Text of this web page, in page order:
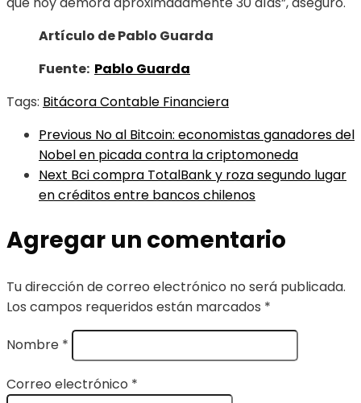
Artículo de Pablo Guarda
Fuente: Pablo Guarda
Tags: Bitácora Contable Financiera
Previous No al Bitcoin: economistas ganadores del
Nobel en picada contra la criptomoneda
Next Bci compra TotalBank y roza segundo lugar
en créditos entre bancos chilenos
Agregar un comentario
Tu dirección de correo electrónico no será publicada.
Los campos requeridos están marcados *
Nombre *
Correo electrónico *